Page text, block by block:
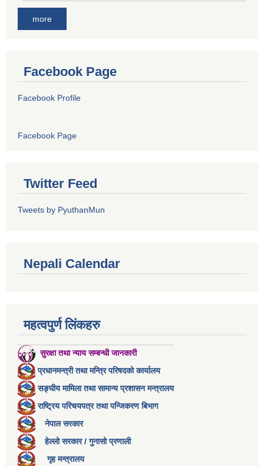
more
Facebook Page
Facebook Profile
Facebook Page
Twitter Feed
Tweets by PyuthanMun
Nepali Calendar
महत्वपुर्ण लिंकहरु
सुरक्षा तथा न्याय सम्बन्धी जानकारी
प्रधानमन्त्री तथा मन्त्रि परिषदको कार्यालय
सङ्घीय मामिला तथा सामान्य प्रशासन मन्त्रालय
राष्ट्रिय परिचयपत्र तथा पन्जिकरण बिभाग
नेपाल सरकार
हेल्लो सरकार / गुनासो प्रणाली
गृह मन्त्रालय